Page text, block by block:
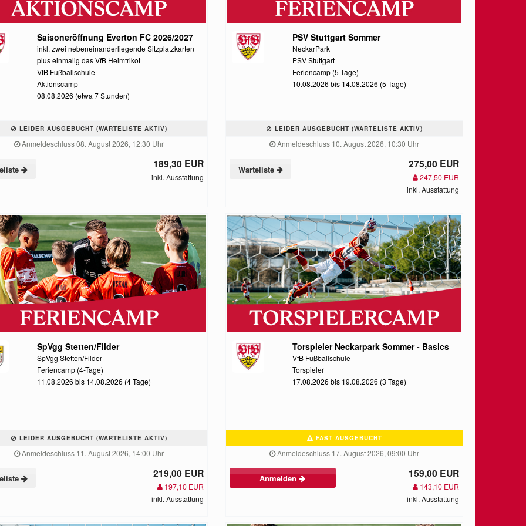
Saisoneröffnung Everton FC 2026/2027
inkl. zwei nebeneinanderliegende Sitzplatzkarten
plus einmalig das VfB Heimtrikot
VfB Fußballschule
Aktionscamp
08.08.2026 (etwa 7 Stunden)
LEIDER AUSGEBUCHT (WARTELISTE AKTIV)
Anmeldeschluss 08. August 2026, 12:30 Uhr
189,30 EUR
inkl. Ausstattung
PSV Stuttgart Sommer
NeckarPark
PSV Stuttgart
Feriencamp (5-Tage)
10.08.2026 bis 14.08.2026 (5 Tage)
LEIDER AUSGEBUCHT (WARTELISTE AKTIV)
Anmeldeschluss 10. August 2026, 10:30 Uhr
Warteliste 275,00 EUR
247,50 EUR
inkl. Ausstattung
SpVgg Stetten/Filder
SpVgg Stetten/Filder
Feriencamp (4-Tage)
11.08.2026 bis 14.08.2026 (4 Tage)
LEIDER AUSGEBUCHT (WARTELISTE AKTIV)
Anmeldeschluss 11. August 2026, 14:00 Uhr
219,00 EUR
197,10 EUR
inkl. Ausstattung
Torspieler Neckarpark Sommer - Basics
VfB Fußballschule
Torspieler
17.08.2026 bis 19.08.2026 (3 Tage)
FAST AUSGEBUCHT
Anmeldeschluss 17. August 2026, 09:00 Uhr
Anmelden 159,00 EUR
143,10 EUR
inkl. Ausstattung